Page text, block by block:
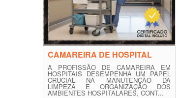
CAMAREIRA DE HOSPITAL
A PROFISSÃO DE CAMAREIRA EM
HOSPITAIS DESEMPENHA UM PAPEL
CRUCIAL NA MANUTENÇÃO DA
LIMPEZA E ORGANIZAÇÃO DOS
AMBIENTES HOSPITALARES, CONT...